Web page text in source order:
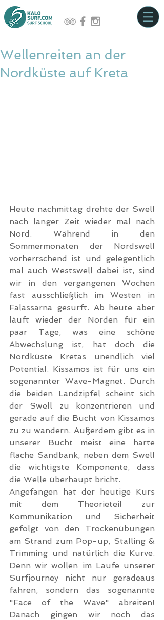
Wellenreiten an der
Nordküste auf Kreta
Heute nachmittag drehte der Swell
nach langer Zeit wieder mal nach
Nord. Während in den
Sommermonaten der Nordswell
vorherrschend ist und gelegentlich
mal auch Westswell dabei ist, sind
wir in den vergangenen Wochen
fast ausschließlich im Westen in
Falassarna gesurft. Ab heute aber
läuft wieder der Norden für ein
paar Tage, was eine schöne
Abwechslung ist, hat doch die
Nordküste Kretas unendlich viel
Potential. Kissamos ist für uns ein
sogenannter Wave-Magnet. Durch
die beiden Landzipfel scheint sich
der Swell zu konzentrieren und
gerade auf die Bucht von Kissamos
zu zu wandern. Außerdem gibt es in
unserer Bucht meist eine harte
flache Sandbank, neben dem Swell
die wichtigste Komponente, dass
die Welle überhaupt bricht.
Angefangen hat der heutige Kurs
mit dem Theorieteil zur
Kommunikation und Sicherheit
gefolgt von den Trockenübungen
am Strand zum Pop-up, Stalling &
Trimming und natürlich die Kurve.
Denn wir wollen im Laufe unserer
Surfjourney nicht nur geradeaus
fahren, sondern das sogenannte
"Face of the Wave" abreiten!
Danach gingen wir noch das